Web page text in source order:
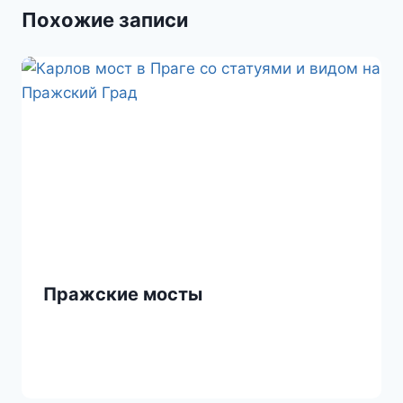
sт
Похожие записи
Пражские мосты